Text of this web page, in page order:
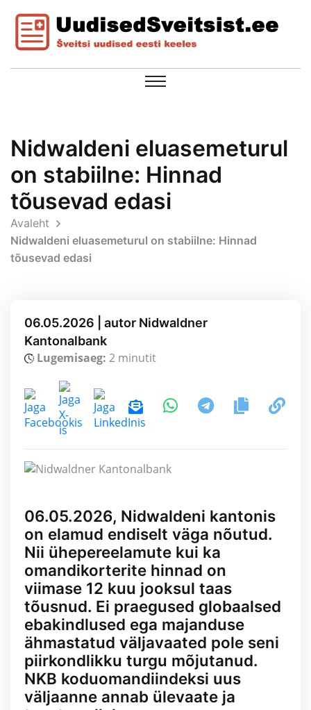
Nidwaldeni eluasemeturul
on stabiilne: Hinnad
tõusevad edasi
Avaleht
Nidwaldeni eluasemeturul on stabiilne: Hinnad
tõusevad edasi
06.05.2026 | autor Nidwaldner
Kantonalbank
Lugemisaeg: 2 minutit
06.05.2026, Nidwaldeni kantonis
on elamud endiselt väga nõutud.
Nii ühepereelamute kui ka
omandikorterite hinnad on
viimase 12 kuu jooksul taas
tõusnud. Ei praegused globaalsed
ebakindlused ega majanduse
ähmastatud väljavaated pole seni
piirkondlikku turgu mõjutanud.
NKB koduomandiindeksi uus
väljaanne annab ülevaate ja